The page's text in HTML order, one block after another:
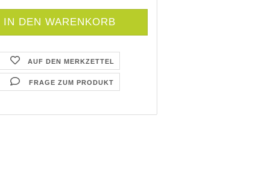
AUF DEN MERKZETTEL
FRAGE ZUM PRODUKT